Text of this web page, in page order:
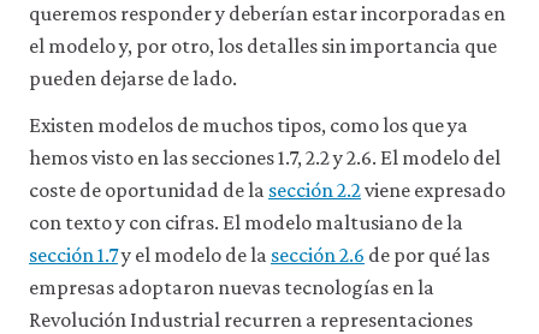
tu
navegador,
es
posible
eso
afecte
las
prestaciones
sitio
web
queremos responder y deberían estar incorporadas en
el modelo y, por otro, los detalles sin importancia que
pueden dejarse de lado.
Existen modelos de muchos tipos, como los que ya
hemos visto en las secciones 1.7, 2.2 y 2.6. El modelo del
coste de oportunidad de la sección 2.2viene expresado
con texto y con cifras. El modelo maltusiano de la
sección 1.7y el modelo de la sección 2.6 de por qué las
empresas adoptaron nuevas tecnologías en la
Revolución Industrial recurren a representaciones